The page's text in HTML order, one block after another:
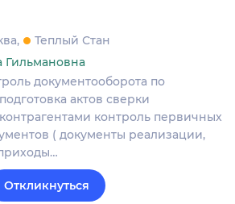
Теплый Стан
Гильмановна
документооборота по
актов сверки
контроль первичных
( документы реализации,
Откликнуться